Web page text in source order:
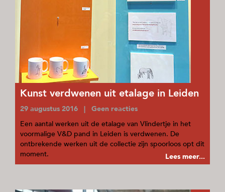
Kunst verdwenen uit etalage in Leiden
29 augustus 2016 | Geen reacties
Een aantal werken uit de etalage van Vlindertje in het
voormalige V&D pand in Leiden is verdwenen. De
ontbrekende werken uit de collectie zijn spoorloos opt dit
moment.
Lees meer...